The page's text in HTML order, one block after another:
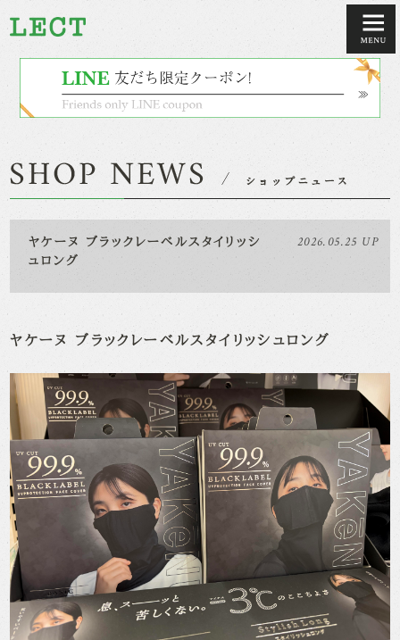
ヤケーヌ ブラックレーベルスタイリッシ
ュロング
2026.05.25 UP
ヤケーヌ ブラックレーベルスタイリッシュロング